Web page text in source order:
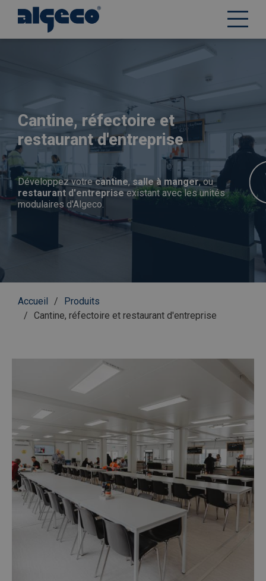
Cantine, réfectoire et
restaurant d'entreprise
Développez votrecantine, salle à manger, ou
restaurant d'entrepriseexistant avec les unités
modulaires d'Algeco.
Fil
d'Ariane
Accueil
Produits
Cantine, réfectoire et restaurant d'entreprise